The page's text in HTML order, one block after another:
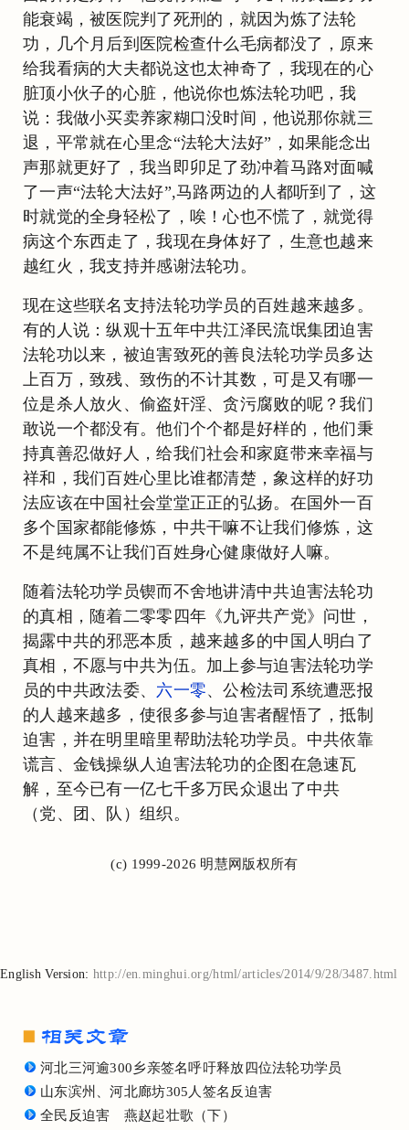
能衰竭，被医院判了死刑的，就因为炼了法轮
功，几个月后到医院检查什么毛病都没了，原来
给我看病的大夫都说这也太神奇了，我现在的心
脏顶小伙子的心脏，他说你也炼法轮功吧，我
说：我做小买卖养家糊口没时间，他说那你就三
退，平常就在心里念“法轮大法好”，如果能念出
声那就更好了，我当即卯足了劲冲着马路对面喊
了一声“法轮大法好”,马路两边的人都听到了，这
时就觉的全身轻松了，唉！心也不慌了，就觉得
病这个东西走了，我现在身体好了，生意也越来
越红火，我支持并感谢法轮功。
现在这些联名支持法轮功学员的百姓越来越多。
有的人说：纵观十五年中共江泽民流氓集团迫害
法轮功以来，被迫害致死的善良法轮功学员多达
上百万，致残、致伤的不计其数，可是又有哪一
位是杀人放火、偷盗奸淫、贪污腐败的呢？我们
敢说一个都没有。他们个个都是好样的，他们秉
持真善忍做好人，给我们社会和家庭带来幸福与
祥和，我们百姓心里比谁都清楚，象这样的好功
法应该在中国社会堂堂正正的弘扬。在国外一百
多个国家都能修炼，中共干嘛不让我们修炼，这
不是纯属不让我们百姓身心健康做好人嘛。
随着法轮功学员锲而不舍地讲清中共迫害法轮功
的真相，随着二零零四年《九评共产党》问世，
揭露中共的邪恶本质，越来越多的中国人明白了
真相，不愿与中共为伍。加上参与迫害法轮功学
员的中共政法委、 六一零、公检法司系统遭恶报
的人越来越多，使很多参与迫害者醒悟了，抵制
迫害，并在明里暗里帮助法轮功学员。中共依靠
谎言、金钱操纵人迫害法轮功的企图在急速瓦
解，至今已有一亿七千多万民众退出了中共
（党、团、队）组织。
(c) 1999-2026 明慧网版权所有
English Version: http://en.minghui.org/html/articles/2014/9/28/3487.html
河北三河逾300乡亲签名呼吁释放四位法轮功学员
山东滨州、河北廊坊305人签名反迫害
全民反迫害 燕赵起壮歌（下）